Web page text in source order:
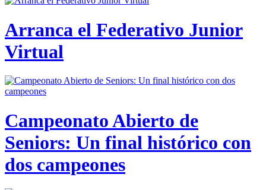
Arranca el Federativo Junior
Virtual
Campeonato Abierto de
Seniors: Un final histórico con
dos campeones